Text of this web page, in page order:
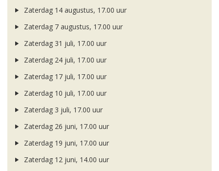
Zaterdag 14 augustus, 17.00 uur
Zaterdag 7 augustus, 17.00 uur
Zaterdag 31 juli, 17.00 uur
Zaterdag 24 juli, 17.00 uur
Zaterdag 17 juli, 17.00 uur
Zaterdag 10 juli, 17.00 uur
Zaterdag 3 juli, 17.00 uur
Zaterdag 26 juni, 17.00 uur
Zaterdag 19 juni, 17.00 uur
Zaterdag 12 juni, 14.00 uur